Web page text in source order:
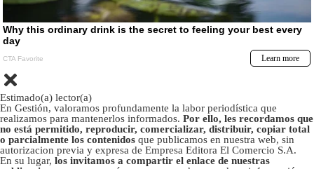
Estimado(a) lector(a)
En Gestión, valoramos profundamente la labor periodística que
realizamos para mantenerlos informados. Por ello, les recordamos que
no está permitido, reproducir, comercializar, distribuir, copiar total
o parcialmente los contenidos que publicamos en nuestra web, sin
autorizacion previa y expresa de Empresa Editora El Comercio S.A.
En su lugar, los invitamos a compartir el enlace de nuestras